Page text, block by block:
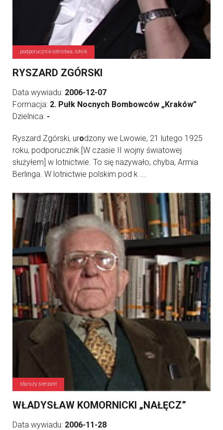
podporucznik lotnictwa, lotnik
RYSZARD ZGÓRSKI
Data wywiadu: 2006-12-07
Formacja: 2. Pułk Nocnych Bombowców „Kraków”
Dzielnica: -
Ryszard Zgórski, urodzony we Lwowie, 21 lutego 1925
roku, podporucznik.[W czasie II wojny światowej
służyłem] w lotnictwie. To się nazywało, chyba, Armia
Berlinga. W lotnictwie polskim pod k ...
starszy sierżant
WŁADYSŁAW KOMORNICKI „NAŁĘCZ”
Data wywiadu: 2006-11-28